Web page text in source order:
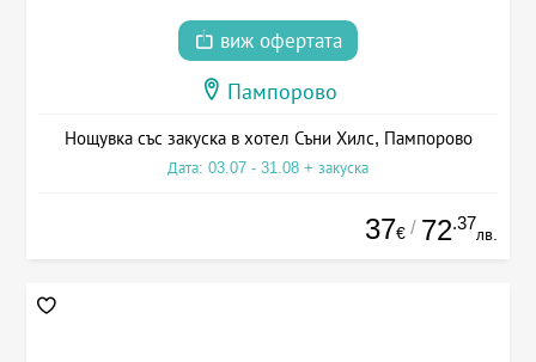
виж офертата
Пампорово
Нощувка със закуска в хотел Съни Хилс, Пампорово
Дата: 03.07 - 31.08 + закуска
37€ / 72.37
лв.